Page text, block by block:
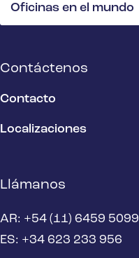
Oficinas en el mundo
Contáctenos
Contacto
Localizaciones
Llámanos
AR: +54 (11) 6459 5099
ES: +34 623 233 956